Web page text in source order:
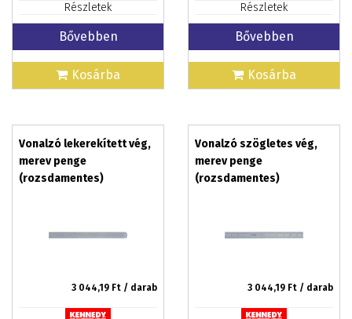
Részletek
Bővebben
Kosárba
Részletek
Bővebben
Kosárba
Vonalzó lekerekített vég,
merev penge
(rozsdamentes)
3 044,19 Ft / darab
Vonalzó szögletes vég,
merev penge
(rozsdamentes)
3 044,19 Ft / darab